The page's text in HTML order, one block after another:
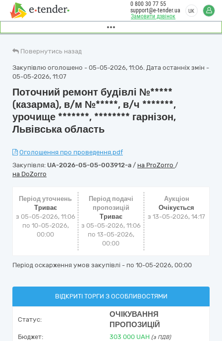
Замовити дзвінок
0 800 30 77 55
support@e-tender.ua
UK
Повернутись назад
Закупівлю оголошено - 05-05-2026, 11:06. Дата останніх змін -
05-05-2026, 11:07
Поточний ремонт будівлі №*****
(казарма), в/м №*****, в/ч *******,
урочище *******, ******** гарнізон,
Львівська область
Оголошення про проведення.pdf
Закупівля: UA-2026-05-05-003912-a / на ProZorro /
на DoZorro
Період уточнень
Триває
з 05-05-2026, 11:06
по 10-05-2026,
00:00
Період подачі
пропозицій
Триває
з 05-05-2026, 11:06
по 13-05-2026,
00:00
Аукціон
Очікується
з13-05-2026, 14:17
Період оскарження умов закупівлі - по 10-05-2026, 00:00
ВІДКРИТІ ТОРГИ З ОСОБЛИВОСТЯМИ
Статус:
ОЧІКУВАННЯ
ПРОПОЗИЦІЙ
Бюджет: 303 000 UAH (з ПДВ)